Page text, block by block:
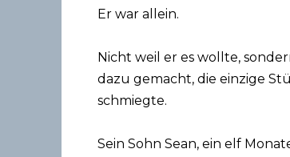
Er war allein.
Nicht weil er es wollte,
dazu gemacht, die einzige
schmiegte.
Sein Sohn Sean, ein elf